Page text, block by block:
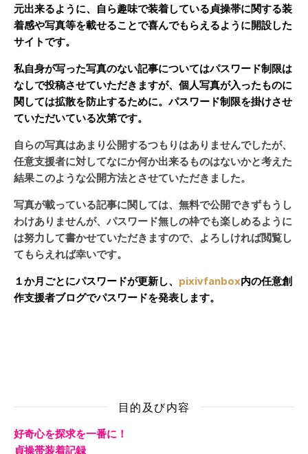
元出来るように、自ら趣味で装着している貞操帯に関する装
着感や写真等を載せることで喜んでもらえるように開設した
サイトです。
私自身が写った写真のない記事についてはパスワード制限は
なしで投稿させていただきますが、個人写真が入ったものに
関しては拡散を防止するために。パスワード制限を掛けさせ
ていただいている次第です。
自らの写真はあまり公開するつもりはありませんでしたが、
任意支援者に対してなにか何か出来るものはないかと考えた
結果このような公開方法とさせていただきました。
写真が載っている記事に関しては、無料で公開できずもうし
わけありませんが、パスワード無しの枠でも楽しめるように
は努力して書かせていただきますので、よろしければ閲覧し
てもらえれば幸いです。
１か月ごとにパスワードが更新し、 pixivfanbox内の任意創
作支援者ブログでパスワードを発表します。
目的及び内容
好奇心を探求を一番に！
貞操帯装着記録